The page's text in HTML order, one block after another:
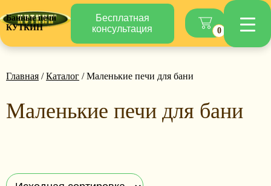
Банные печи
КУТКИН
Бесплатная
консультация
0
Главная /Каталог / Маленькие печи для бани
Маленькие печи для бани